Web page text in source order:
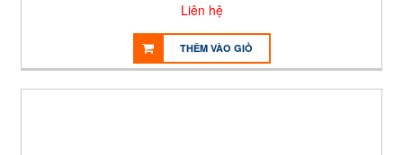
Liên hệ
THÊM VÀO GIỎ